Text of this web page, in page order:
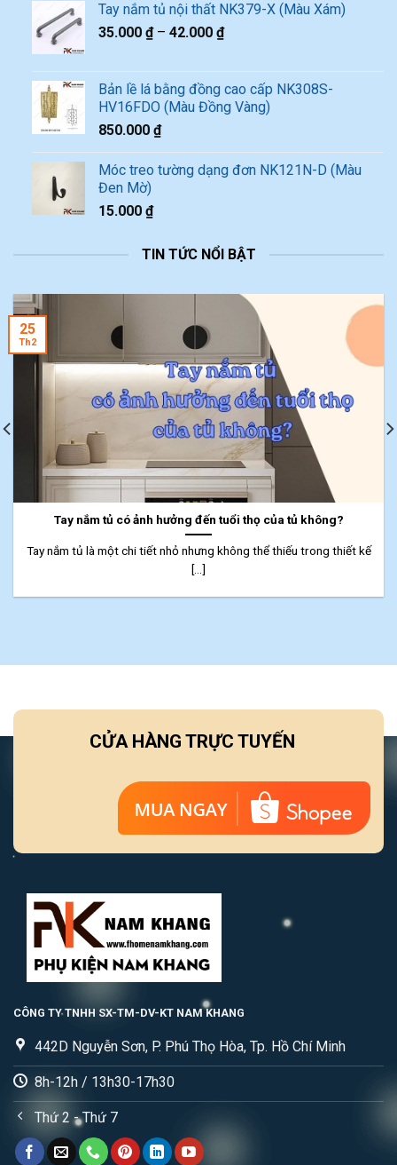
Tay nắm tủ nội thất NK379-X (Màu Xám)
35.000 ₫– 42.000 ₫
Bản lề lá bằng đồng cao cấp NK308S-
HV16FDO (Màu Đồng Vàng)
850.000 ₫
Móc treo tường dạng đơn NK121N-D (Màu
Đen Mờ)
15.000 ₫
TIN TỨC NỔI BẬT
Tay nắm tủ có ảnh hưởng đến tuổi thọ của tủ không?
Tay nắm tủ là một chi tiết nhỏ nhưng không thể thiếu trong thiết kế
[...]
25
Th2
CỬA HÀNG TRỰC TUYẾN
CÔNG TY TNHH SX-TM-DV-KT NAM KHANG
442D Nguyễn Sơn, P. Phú Thọ Hòa, Tp. Hồ Chí Minh
8h-12h / 13h30-17h30
Thứ 2 - Thứ 7